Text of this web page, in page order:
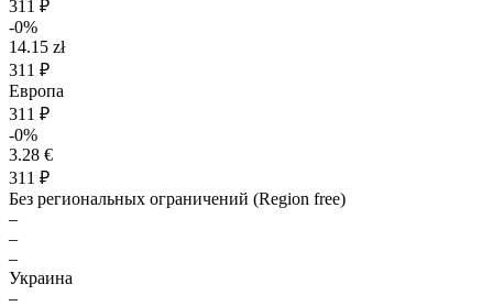
311 ₽
-0%
14.15 zł
311 ₽
Европа
311 ₽
-0%
3.28 €
311 ₽
Без региональных ограничений (Region free)
–
–
–
Украина
–